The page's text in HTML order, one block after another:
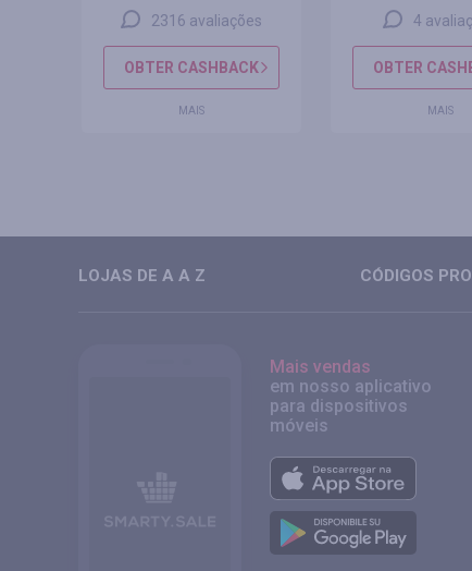
2316 avaliações
OBTER CASHBACK
MAIS
4
OBTER
MAIS
LOJAS DE A A Z CÓDIGOS
Mais vendas
em nosso aplicativo
para dispositivos
móveis